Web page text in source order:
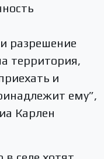
разрешение
территория,
и
ему”,
Карлен